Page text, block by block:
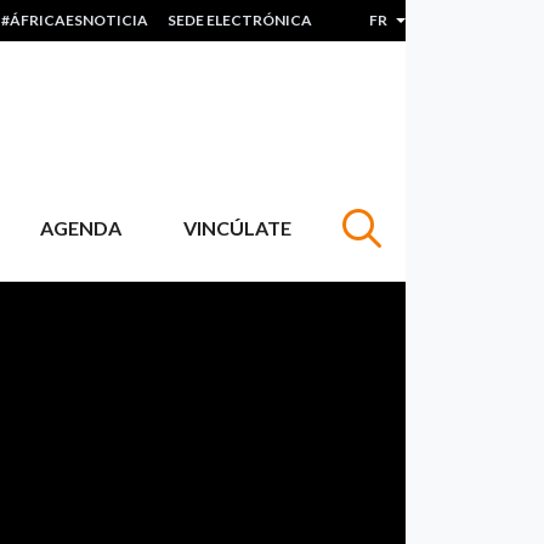
#ÁFRICAESNOTICIA SEDE ELECTRÓNICA FR LISTER LES
AGENDA VINCÚLATE